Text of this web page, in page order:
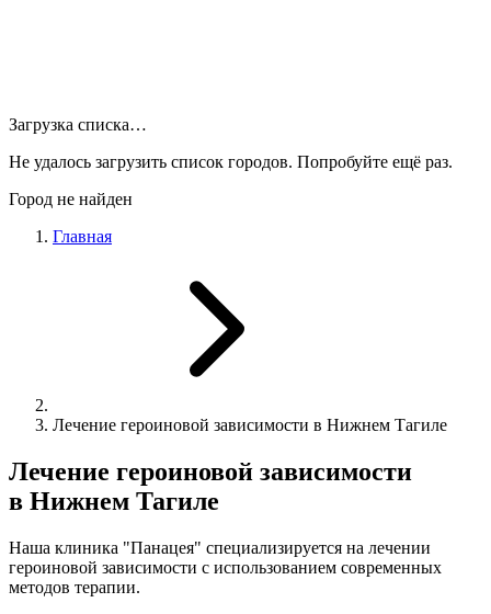
Загрузка списка…
Не удалось загрузить список городов. Попробуйте ещё раз.
Город не найден
Главная
Лечение героиновой зависимости в Нижнем Тагиле
Лечение героиновой зависимости
в Нижнем Тагиле
Наша клиника "Панацея" специализируется на лечении
героиновой зависимости с использованием современных
методов терапии.